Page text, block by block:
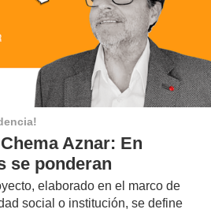
Aznar: En
se ponderan
elaborado en el marco de
social o institución, se define